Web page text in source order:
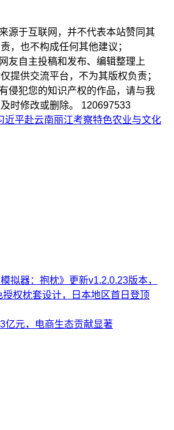
源于互联网，并不代表本站赞同其
，也不构成任何其他建议；
友自主投稿和发布、编辑整理上
提供交流平台，不为其版权负责；
侵犯您的知识产权的作品，请与我
时修改或删除。
120697533
近平赴云南丽江考察特色农业与文化
拟器：抱枕》更新v1.2.0.23版本，
权枕套设计，日本地区首日登顶
亿元，电商生态贡献显著